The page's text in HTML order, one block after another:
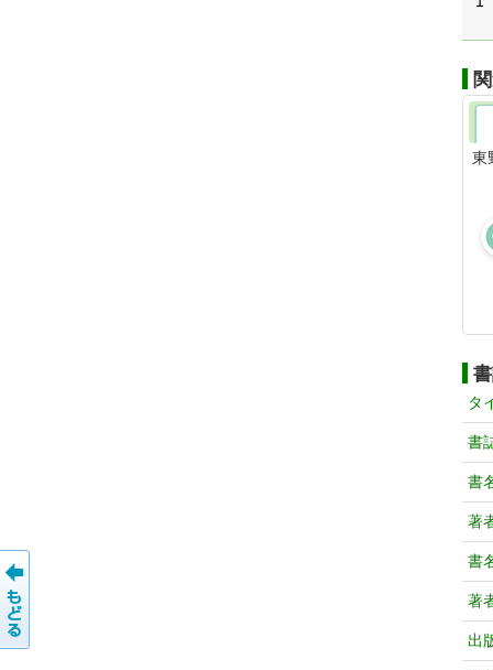
東
タ
書
書
著
書
著
出